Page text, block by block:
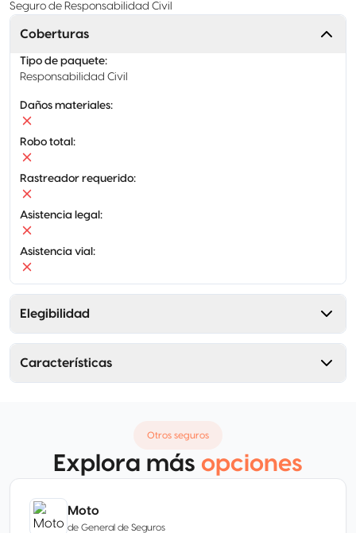
Seguro de Responsabilidad Civil
Coberturas
Tipo de paquete:
Responsabilidad Civil
Daños materiales:
Robo total :
Rastreador requerido:
Asistencia legal :
Asistencia vial :
Elegibilidad
Características
Otros seguros
Explora más opciones
Moto
de General de Seguros